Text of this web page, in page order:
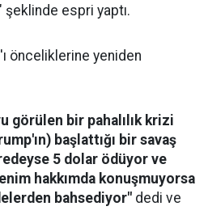
espri yaptı.
önceliklerine yeniden
görülen bir pahalılık krizi
başlattığı bir savaş
5 dolar ödüyor ve
hakkımda konuşmuyorsa
bahsediyor" dedi ve